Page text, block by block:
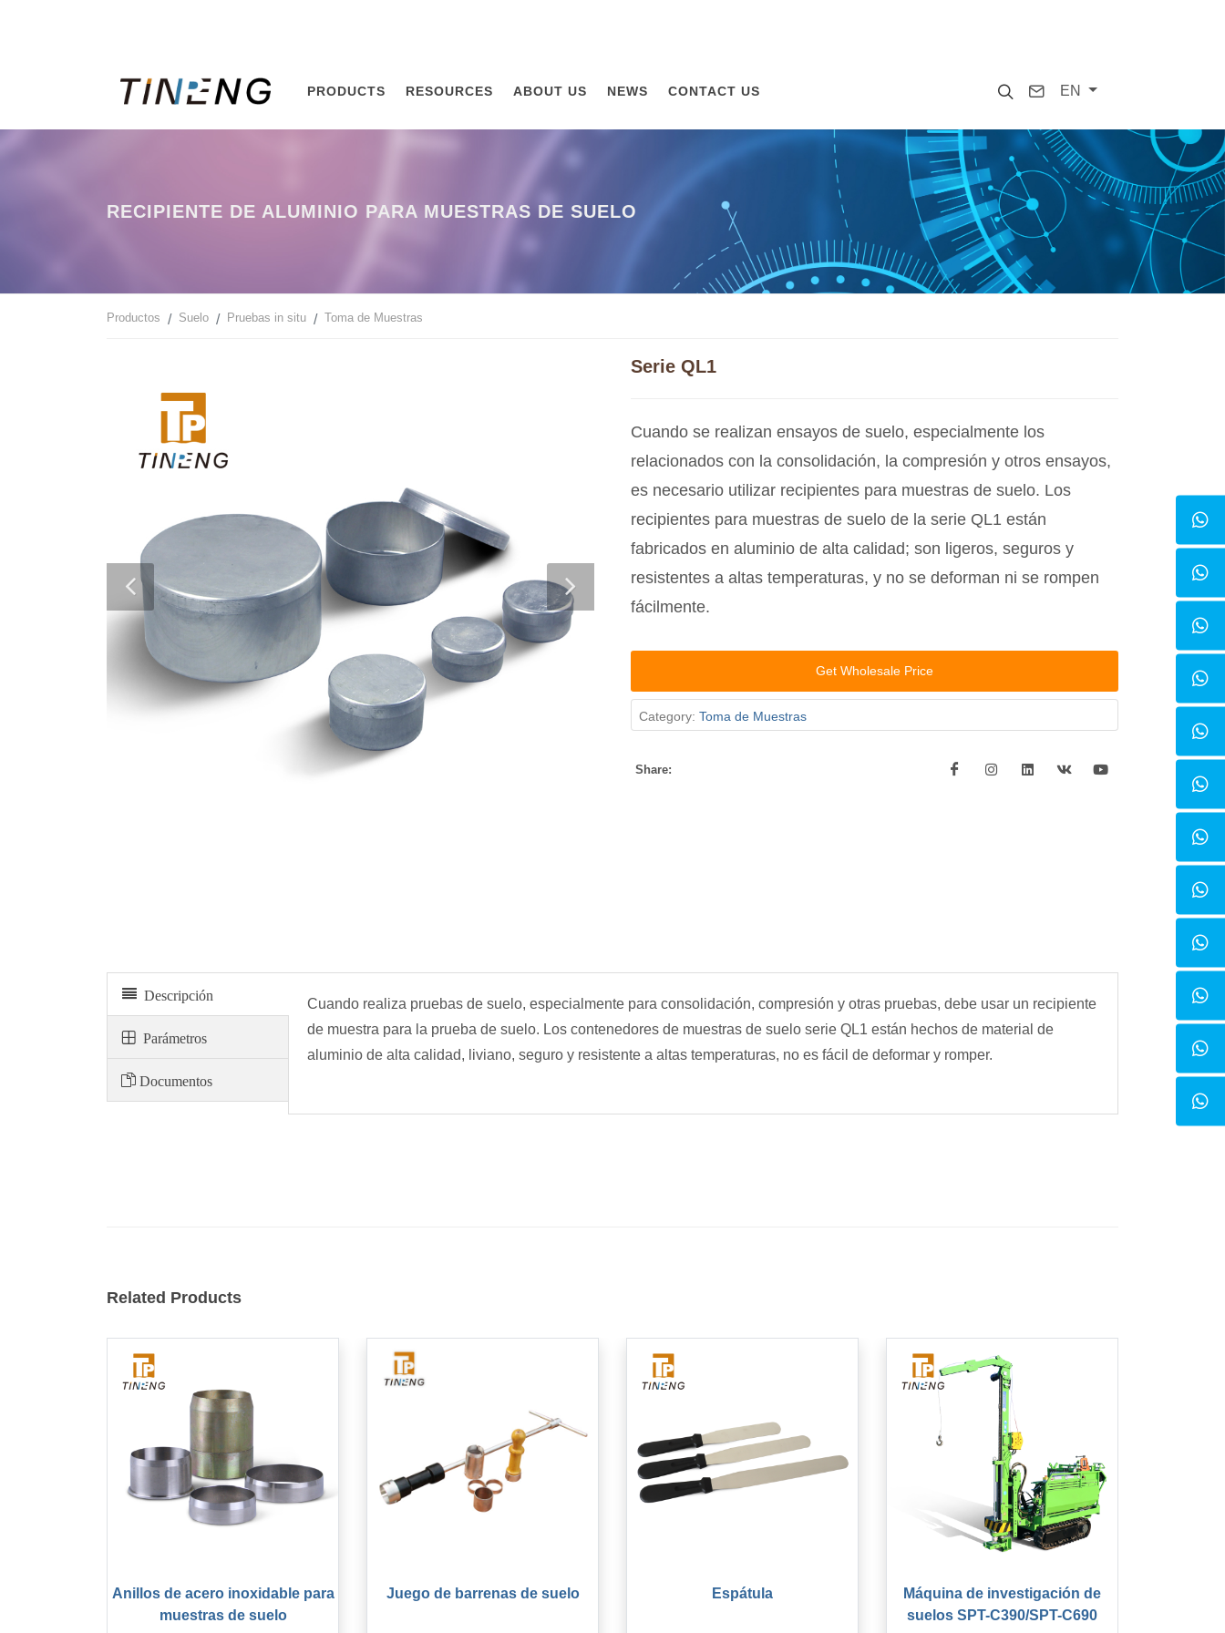
SearchContact
EN
PRODUCTS RESOURCES ABOUT US NEWS CONTACT US
RECIPIENTE DE ALUMINIO PARA MUESTRAS DE SUELO
Productos Suelo Pruebas in situ Toma de Muestras
Serie QL1
Cuando se realizan ensayos de suelo, especialmente los
relacionados con la consolidación, la compresión y otros ensayos,
es necesario utilizar recipientes para muestras de suelo. Los
recipientes para muestras de suelo de la serie QL1 están
fabricados en aluminio de alta calidad; son ligeros, seguros y
resistentes a altas temperaturas, y no se deforman ni se rompen
fácilmente.
Get Wholesale Price
Category: Toma de Muestras
Share:
Descripción
Parámetros
Documentos
Cuando realiza pruebas de suelo, especialmente para consolidación, compresión y otras pruebas, debe usar un recipiente
de muestra para la prueba de suelo. Los contenedores de muestras de suelo serie QL1 están hechos de material de
aluminio de alta calidad, liviano, seguro y resistente a altas temperaturas, no es fácil de deformar y romper.
Related Products
Anillos de acero inoxidable para
muestras de suelo
Juego de barrenas de suelo Espátula
Máquina de investigación de
suelos SPT-C390/SPT-C690